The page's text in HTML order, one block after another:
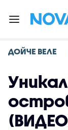
ДОЙЧЕ ВЕЛЕ